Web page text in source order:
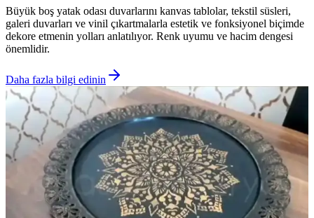
Büyük boş yatak odası duvarlarını kanvas tablolar, tekstil süsleri,
galeri duvarları ve vinil çıkartmalarla estetik ve fonksiyonel biçimde
dekore etmenin yolları anlatılıyor. Renk uyumu ve hacim dengesi
önemlidir.
Daha fazla bilgi edinin